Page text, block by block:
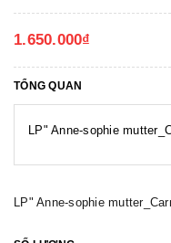
1.650.000₫
TỔNG QUAN
LP" Anne-sophie
LP" Anne-sophie